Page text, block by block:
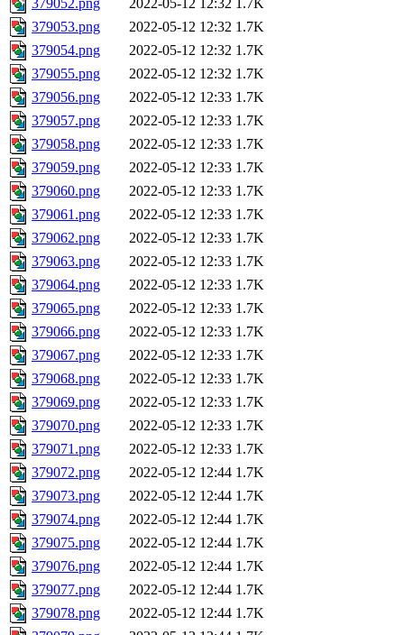
379052.png
2022-05-12 12:32 1.7K
379053.png
2022-05-12 12:32 1.7K
379054.png
2022-05-12 12:32 1.7K
379055.png
2022-05-12 12:32 1.7K
379056.png
2022-05-12 12:33 1.7K
379057.png
2022-05-12 12:33 1.7K
379058.png
2022-05-12 12:33 1.7K
379059.png
2022-05-12 12:33 1.7K
379060.png
2022-05-12 12:33 1.7K
379061.png
2022-05-12 12:33 1.7K
379062.png
2022-05-12 12:33 1.7K
379063.png
2022-05-12 12:33 1.7K
379064.png
2022-05-12 12:33 1.7K
379065.png
2022-05-12 12:33 1.7K
379066.png
2022-05-12 12:33 1.7K
379067.png
2022-05-12 12:33 1.7K
379068.png
2022-05-12 12:33 1.7K
379069.png
2022-05-12 12:33 1.7K
379070.png
2022-05-12 12:33 1.7K
379071.png
2022-05-12 12:33 1.7K
379072.png
2022-05-12 12:44 1.7K
379073.png
2022-05-12 12:44 1.7K
379074.png
2022-05-12 12:44 1.7K
379075.png
2022-05-12 12:44 1.7K
379076.png
2022-05-12 12:44 1.7K
379077.png
2022-05-12 12:44 1.7K
379078.png
2022-05-12 12:44 1.7K